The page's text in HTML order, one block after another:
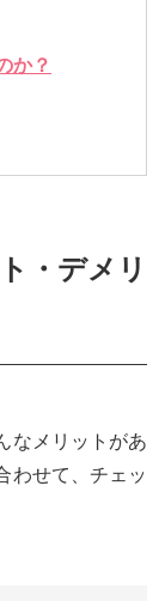
か？
・デメリ
なメリットがあ
わせて、チェッ